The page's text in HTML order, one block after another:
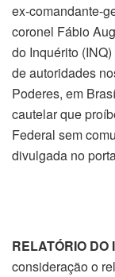
ex-comandante-
coronel Fábio
do Inquérito
de autoridades
Poderes, em
cautelar que
Federal sem
divulgada no
RELATÓRIO DO
consideração o